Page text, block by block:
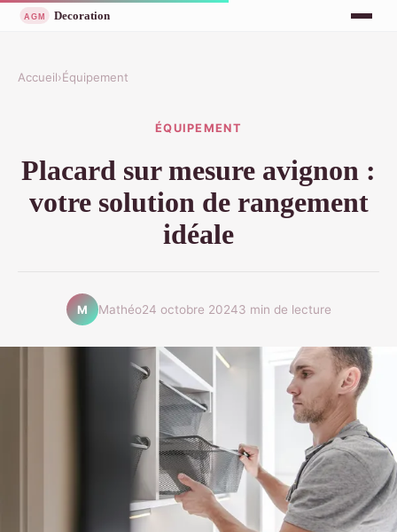
Accueil›Équipement
ÉQUIPEMENT
Placard sur mesure avignon :
votre solution de rangement
idéale
M Mathéo24 octobre 20243 min de lecture